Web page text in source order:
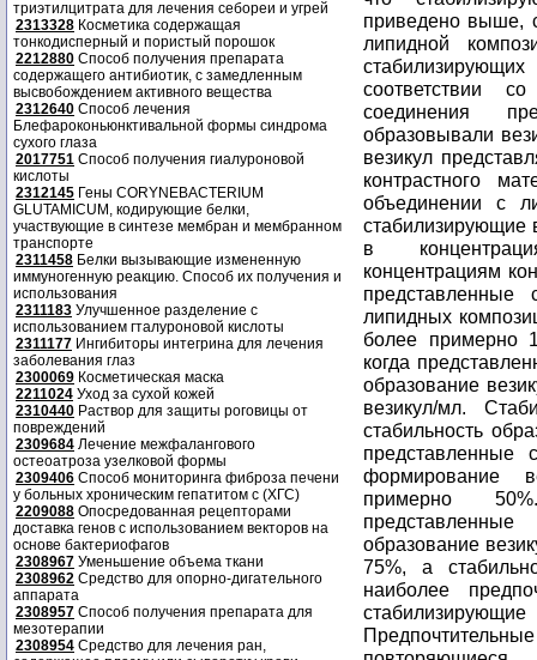
триэтилцитрата для лечения себореи и угрей
2313328 Косметика содержащая
тонкодисперный и пористый порошок
2212880 Способ получения препарата
содержащего антибиотик, с замедленным
высвобождением активного вещества
2312640 Способ лечения
Блефароконьюнктивальной формы синдрома
сухого глаза
2017751 Способ получения гиалуроновой
кислоты
2312145 Гены CORYNEBACTERIUM
GLUTAMICUM, кодирующие белки,
участвующие в синтезе мембран и мембранном
транспорте
2311458 Белки вызывающие измененную
иммуногенную реакцию. Способ их получения и
использования
2311183 Улучшенное разделение с
использованием гталуроновой кислоты
2311177 Ингибиторы интегрина для лечения
заболевания глаз
2300069 Косметическая маска
2211024 Уход за сухой кожей
2310440 Раствор для защиты роговицы от
повреждений
2309684 Лечение межфалангового
остеоатроза узелковой формы
2309406 Способ мониторинга фиброза печени
у больных хроническим гепатитом с (ХГС)
2209088 Опосредованная рецепторами
доставка генов с использованием векторов на
основе бактериофагов
2308967 Уменьшение объема ткани
2308962 Средство для опорно-дигательного
аппарата
2308957 Способ получения препарата для
мезотерапии
2308954 Средство для лечения ран,